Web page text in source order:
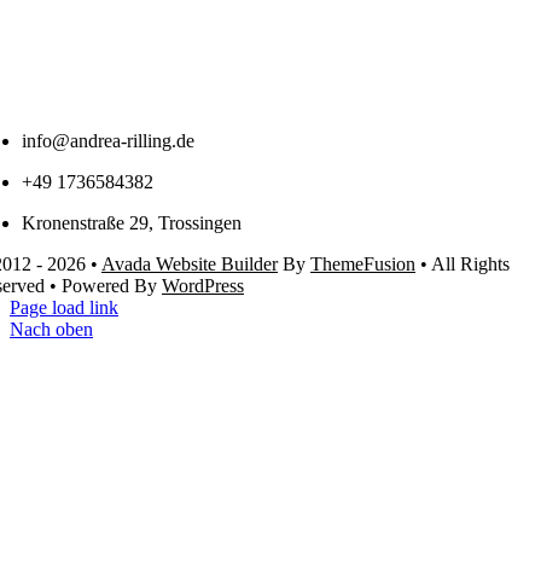
info@andrea-rilling.de
+49 1736584382
Kronenstraße 29, Trossingen
- 2026 • Avada Website BuilderBy ThemeFusion • All Rights
• Powered By WordPress
Page load link
Nach oben